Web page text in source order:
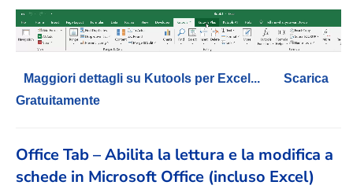
Maggiori dettagli su Kutools per Excel...
Scarica
Gratuitamente
Office Tab – Abilita la lettura e la modifica a
schede in Microsoft Office (incluso Excel)